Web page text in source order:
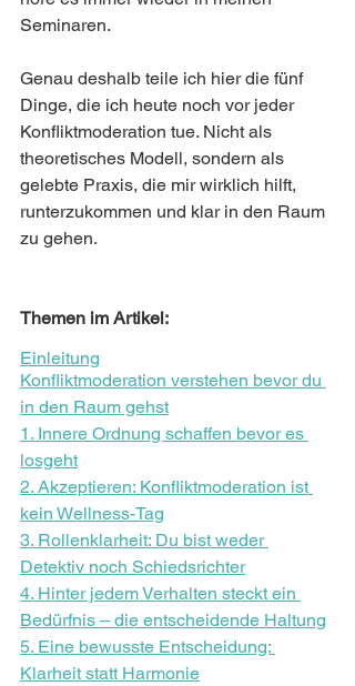
Seminaren.
Genau deshalb teile ich hier die fünf
Dinge, die ich heute noch vor jeder
Konfliktmoderation tue. Nicht als
theoretisches Modell, sondern als
gelebte Praxis, die mir wirklich hilft,
runterzukommen und klar in den Raum
zu gehen.
Themen im Artikel:
Einleitung
Konfliktmoderation verstehen bevor du
in den Raum gehst
1. Innere Ordnung schaffen bevor es
losgeht
2. Akzeptieren: Konfliktmoderation ist
kein Wellness-Tag
3. Rollenklarheit: Du bist weder
Detektiv noch Schiedsrichter
4. Hinter jedem Verhalten steckt ein
Bedürfnis – die entscheidende Haltung
5. Eine bewusste Entscheidung:
Klarheit statt Harmonie